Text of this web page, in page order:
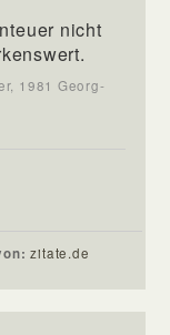
nicht
1981 Georg-
zitate.de